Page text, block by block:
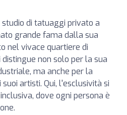
studio di tatuaggi privato a
grande fama dalla sua
nel vivace quartiere di
non solo per la sua
ma anche per la
artisti. Qui, l'esclusività si
dove ogni persona è